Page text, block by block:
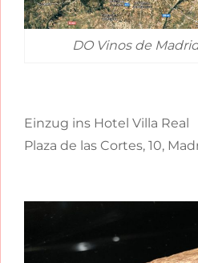
DO Vinos de
Einzug ins Hotel Villa Real
Plaza de las Cortes, 10,